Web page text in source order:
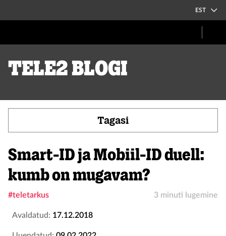
EST
Tele2 blogi
Tagasi
Smart-ID ja Mobiil-ID duell:
kumb on mugavam?
#teletarkus 3 minuti lugemine
Avaldatud: 17.12.2018